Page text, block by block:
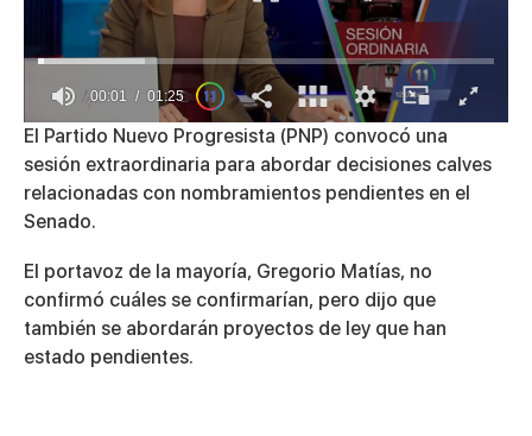
0
1
minute,
seconds
00:01 01:25
El Partido Nuevo Progresista (PNP) convocó una
sesión extraordinaria para abordar decisiones calves
relacionadas con nombramientos pendientes en el
Senado.
El portavoz de la mayoría, Gregorio Matías, no
confirmó cuáles se confirmarían, pero dijo que
también se abordarán proyectos de ley que han
estado pendientes.